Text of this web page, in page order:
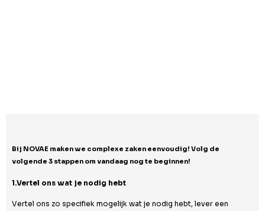
Bij NOVAE maken we complexe zaken eenvoudig! Volg de
volgende 3 stappen om vandaag nog te beginnen!
1.Vertel ons wat je nodig hebt
Vertel ons zo specifiek mogelijk wat je nodig hebt, lever een